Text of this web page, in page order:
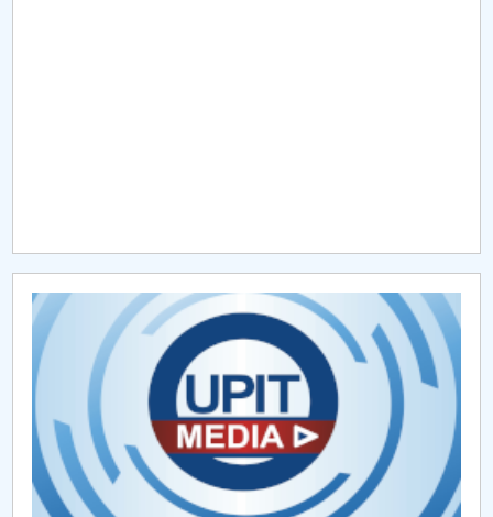
Chestionar angajabilitate ALUMNI – UPB
CAR2026
MENIU CANTINA
Hotărâri Senat din 29 ianuarie 2026
Hotărâri din 2 iulie 2026